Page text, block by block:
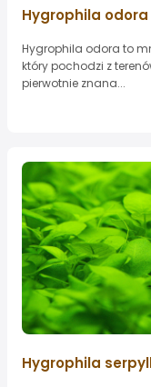
Hygrophila odora
Hygrophila odora to
który pochodzi z
pierwotnie znana...
Hygrophila